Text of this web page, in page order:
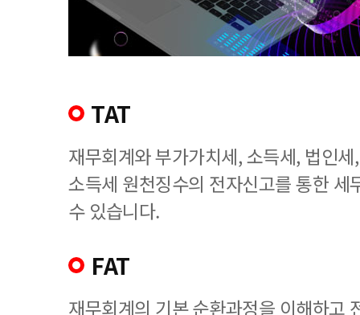
TAT
재무회계와 부가가치세, 소득세, 법인
소득세 원천징수의 전자신고를 통한 세
수 있습니다.
FAT
재무회계의 기본 순환과정을 이해하고